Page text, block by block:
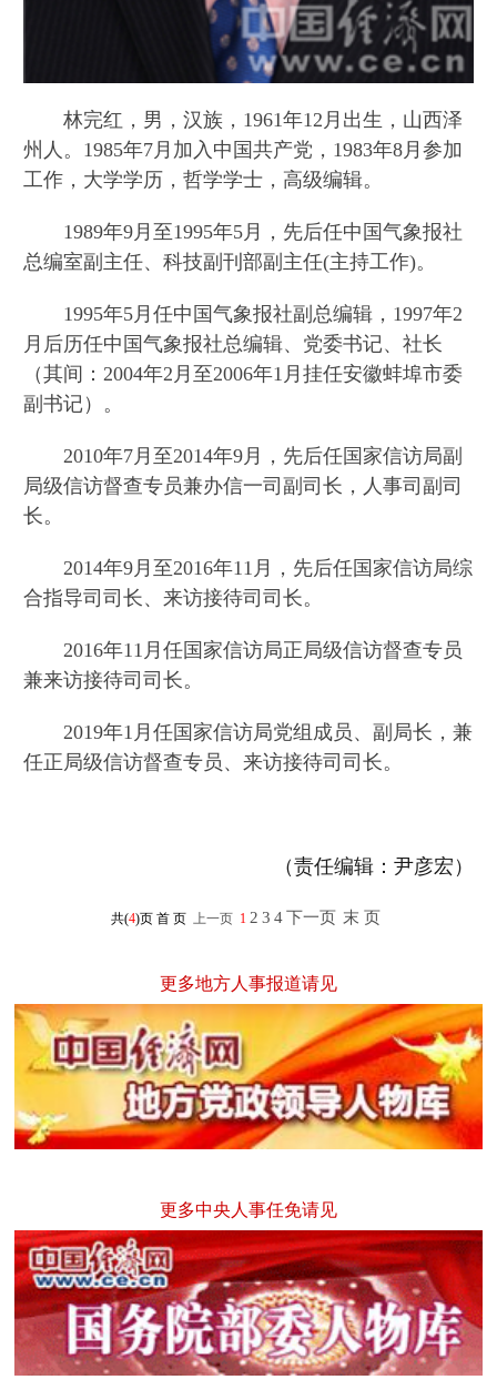
林完红，男，汉族，1961年12月出生，山西泽
州人。1985年7月加入中国共产党，1983年8月参加
工作，大学学历，哲学学士，高级编辑。
1989年9月至1995年5月，先后任中国气象报社
总编室副主任、科技副刊部副主任(主持工作)。
1995年5月任中国气象报社副总编辑，1997年2
月后历任中国气象报社总编辑、党委书记、社长
（其间：2004年2月至2006年1月挂任安徽蚌埠市委
副书记）。
2010年7月至2014年9月，先后任国家信访局副
局级信访督查专员兼办信一司副司长，人事司副司
长。
2014年9月至2016年11月，先后任国家信访局综
合指导司司长、来访接待司司长。
2016年11月任国家信访局正局级信访督查专员
兼来访接待司司长。
2019年1月任国家信访局党组成员、副局长，兼
任正局级信访督查专员、来访接待司司长。
（责任编辑：尹彦宏）
共(4)页 首 页 上一页1 2 3 4 下一页 末 页
更多地方人事报道请见
更多中央人事任免请见